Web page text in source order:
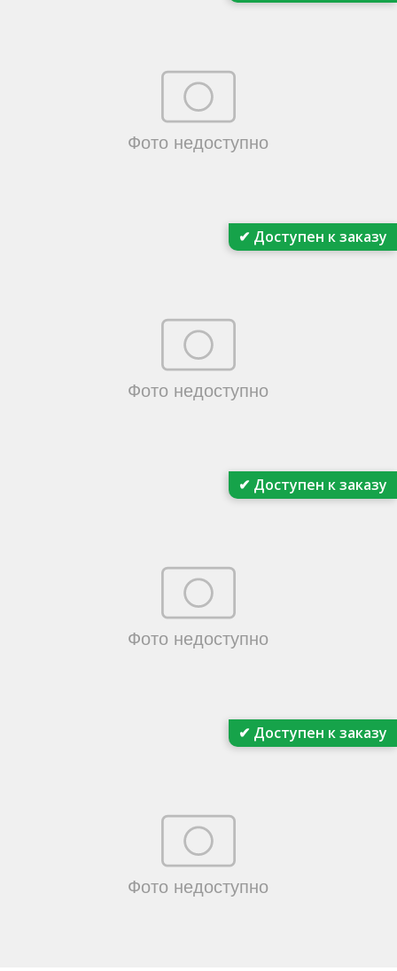
✔ Доступен к заказу
✔ Доступен к заказу
✔ Доступен к заказу